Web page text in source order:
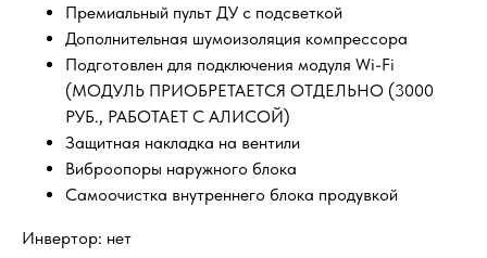
Премиальный пульт ДУ с подсветкой
Дополнительная шумоизоляция компрессора
Подготовлен для подключения модуля Wi-Fi
(МОДУЛЬ ПРИОБРЕТАЕТСЯ ОТДЕЛЬНО (3000
РУБ., РАБОТАЕТ С АЛИСОЙ)
Защитная накладка на вентили
Виброопоры наружного блока
Самоочистка внутреннего блока продувкой
Инвертор: нет